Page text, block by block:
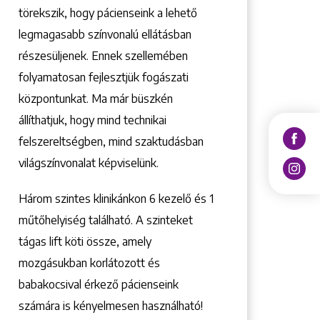
törekszik, hogy pácienseink a lehető
legmagasabb színvonalú ellátásban
részesüljenek. Ennek szellemében
folyamatosan fejlesztjük fogászati
központunkat. Ma már büszkén
állíthatjuk, hogy mind technikai
felszereltségben, mind szaktudásban
világszínvonalat képviselünk.
Három szintes klinikánkon 6 kezelő ­és 1
műtőhelyiség található. A szinteket
tágas lift köti össze, amely
mozgásukban korlátozott és
babakocsival érkező pácienseink
számára is kényelmesen használható!